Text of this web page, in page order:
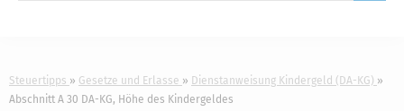
Steuertipps Gesetze und Erlasse
Dienstanweisung Kindergeld (DA-KG)
Abschnitt A 30 DA-KG, Höhe des Kindergeldes